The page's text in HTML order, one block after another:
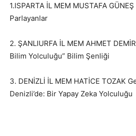
1.ISPARTA İL MEM MUSTAFA
Parlayanlar
2. ŞANLIURFA İL MEM AHMET
Bilim Yolculuğu” Bilim Şenliği
3. DENİZLİ İL MEM HATİCE TOZAK
Denizli’de: Bir Yapay Zeka Yolculuğu